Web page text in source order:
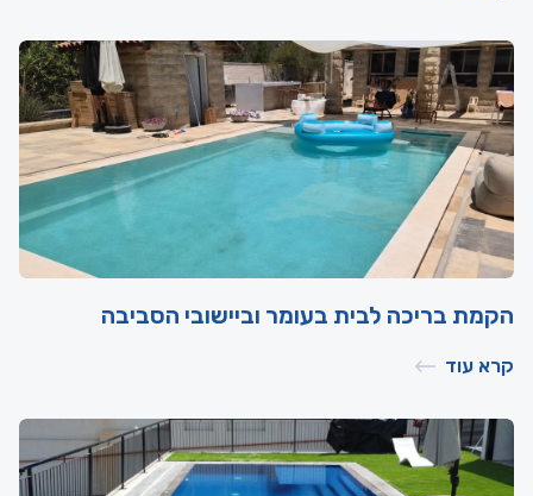
הקמת בריכה לבית בעומר וביישובי הסביבה
קרא עוד